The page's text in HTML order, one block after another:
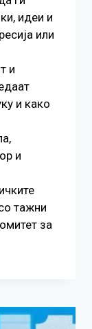
идеи и
или
и
и како
и
тажни
за